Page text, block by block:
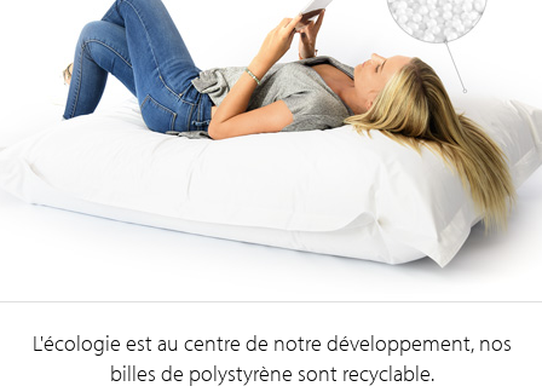
L'écologie est au centre de notre développement, nos
billes de polystyrène sont recyclable.